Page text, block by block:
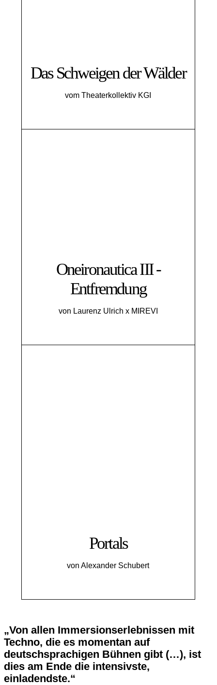
Das Schweigen der Wälder
vom Theaterkollektiv KGI
Oneironautica III -
Entfremdung
von Laurenz Ulrich x MIREVI
Portals
von Alexander Schubert
„Von allen Immersionserlebnissen mit
Techno, die es momentan auf
deutschsprachigen Bühnen gibt (…), ist
dies am Ende die intensivste,
einladendste.“